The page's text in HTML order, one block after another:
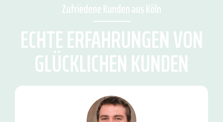
Zufriedene Kunden aus Köln
ECHTE ERFAHRUNGEN VON
GLÜCKLICHEN KUNDEN